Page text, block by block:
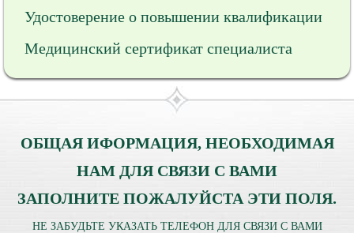
Удостоверение о повышении квалификации
Медицинский сертификат специалиста
ОБЩАЯ ИФОРМАЦИЯ, НЕОБХОДИМАЯ
НАМ ДЛЯ СВЯЗИ С ВАМИ
ЗАПОЛНИТЕ ПОЖАЛУЙСТА ЭТИ ПОЛЯ.
НЕ ЗАБУДЬТЕ УКАЗАТЬ ТЕЛЕФОН ДЛЯ СВЯЗИ С ВАМИ